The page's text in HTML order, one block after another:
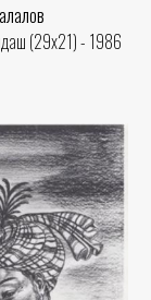
(29x21) - 1986